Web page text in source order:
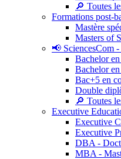
🔎 Toutes
Formations post-
Mastère
Masters of
📢 SciencesCom
Bachelor
Bachelor
Bac+5 en
Double
🔎 Toutes
Executive
Executive
Executive
DBA -
MBA -